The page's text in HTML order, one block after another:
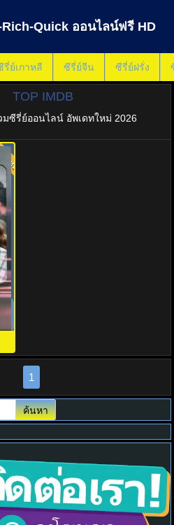
Quick ออนไลน์ฟรี HD
รี่ย์เกาหลี ซีรี่ย์จีน ซีรี่ย์ฝรั่ง
TOP IMDB
มซีรี่ย์ออนไลน์ อัพเดทใหม่ 2026
ทย
1
ค้นหา